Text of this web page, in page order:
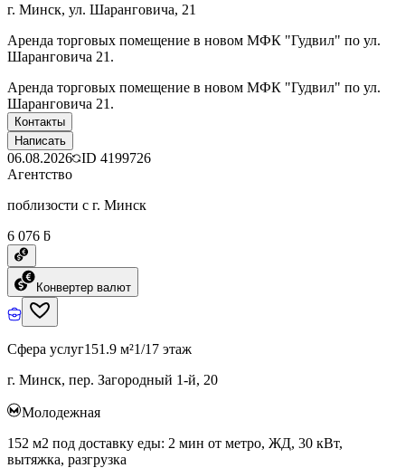
г. Минск, ул. Шаранговича, 21
Аренда торговых помещение в новом МФК "Гудвил" по ул.
Шаранговича 21.
Аренда торговых помещение в новом МФК "Гудвил" по ул.
Шаранговича 21.
Контакты
Написать
06.08.2026 ID 4199726
Агентство
поблизости с г. Минск
6 076 ƃ
Конвертер валют
Сфера услуг151.9 м²1/17 этаж
г. Минск, пер. Загородный 1-й, 20
Молодежная
152 м2 под доставку еды: 2 мин от метро, ЖД, 30 кВт,
вытяжка, разгрузка